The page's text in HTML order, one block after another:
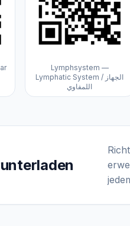
Lymphsystem —
Lymphatic System / الجهاز
اللمفاوي